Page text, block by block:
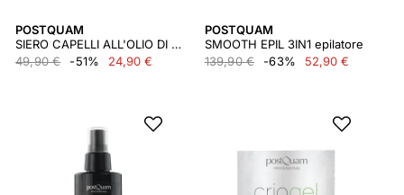
POSTQUAM
SIERO CAPELLI ALL'OLIO DI ARGAN
49,90 €
-51% 24,90 €
POSTQUAM
SMOOTH EPIL 3IN1 epilatore
139,90 €
-63% 52,90 €